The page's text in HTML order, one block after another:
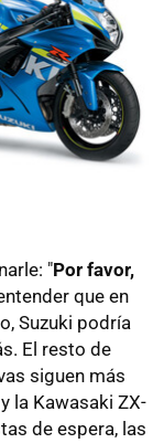
"Por favor,
que en
Suzuki podría
El resto de
siguen más
la Kawasaki ZX-
de espera, las